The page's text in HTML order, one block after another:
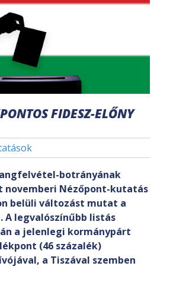
FIDESZ-ELŐNY
botrányának
novemberi Nézőpont-kutatás
belüli változást mutat a
A legvalószínűbb listás
a jelenlegi kormánypárt
(46 százalék)
a Tiszával szemben